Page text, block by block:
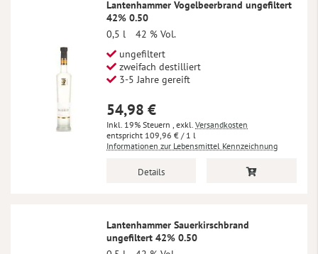
Lantenhammer Vogelbeerbrand ungefiltert
42% 0.50
0,5 l
42 % Vol.
ungefiltert
zweifach destilliert
3-5 Jahre gereift
54,98 €
Inkl. 19% Steuern , exkl. Versandkosten
109,96 € / 1 l
Informationen zur Lebensmittel Kennzeichnung
Details
Lantenhammer Sauerkirschbrand
ungefiltert 42% 0.50